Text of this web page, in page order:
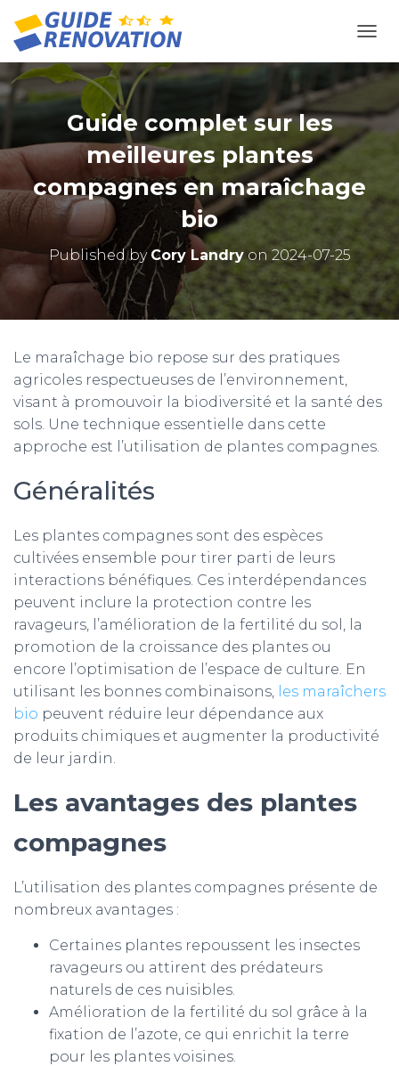
Guide complet sur les
meilleures plantes
compagnes en maraîchage
bio
Published by Cory Landryon 2024-07-25
Le maraîchage bio repose sur des pratiques
agricoles respectueuses de l’environnement,
visant à promouvoir la biodiversité et la santé des
sols. Une technique essentielle dans cette
approche est l’utilisation de plantes compagnes.
Généralités
Les plantes compagnes sont des espèces
cultivées ensemble pour tirer parti de leurs
interactions bénéfiques. Ces interdépendances
peuvent inclure la protection contre les
ravageurs, l’amélioration de la fertilité du sol, la
promotion de la croissance des plantes ou
encore l’optimisation de l’espace de culture. En
utilisant les bonnes combinaisons, les maraîchers
bio peuvent réduire leur dépendance aux
produits chimiques et augmenter la productivité
de leur jardin.
Les avantages des plantes
compagnes
L’utilisation des plantes compagnes présente de
nombreux avantages :
Certaines plantes repoussent les insectes
ravageurs ou attirent des prédateurs
naturels de ces nuisibles.
Amélioration de la fertilité du sol grâce à la
fixation de l’azote, ce qui enrichit la terre
pour les plantes voisines.